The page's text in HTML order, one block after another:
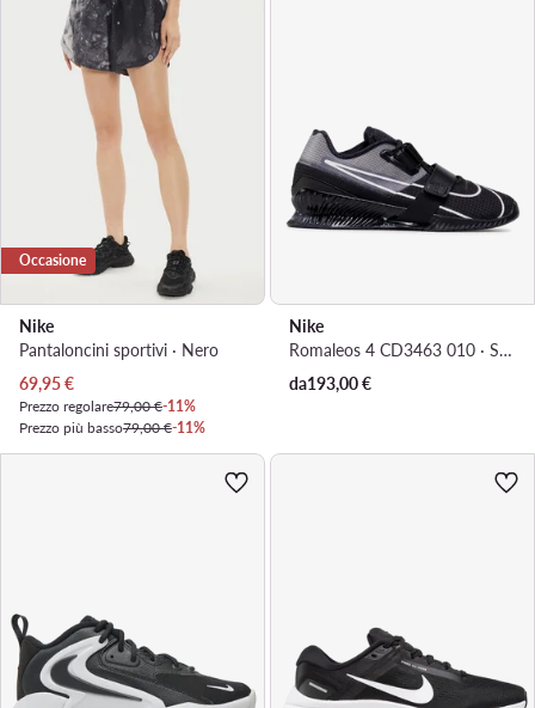
Occasione
Nike
Pantaloncini sportivi · Nero
Prezzo attuale
69,95€
Prezzo regolare79,00 €-11%
Prezzo più basso79,00 €-11%
Nike
Romaleos 4 CD3463 010 · Scarpe da palestra
da193,00€